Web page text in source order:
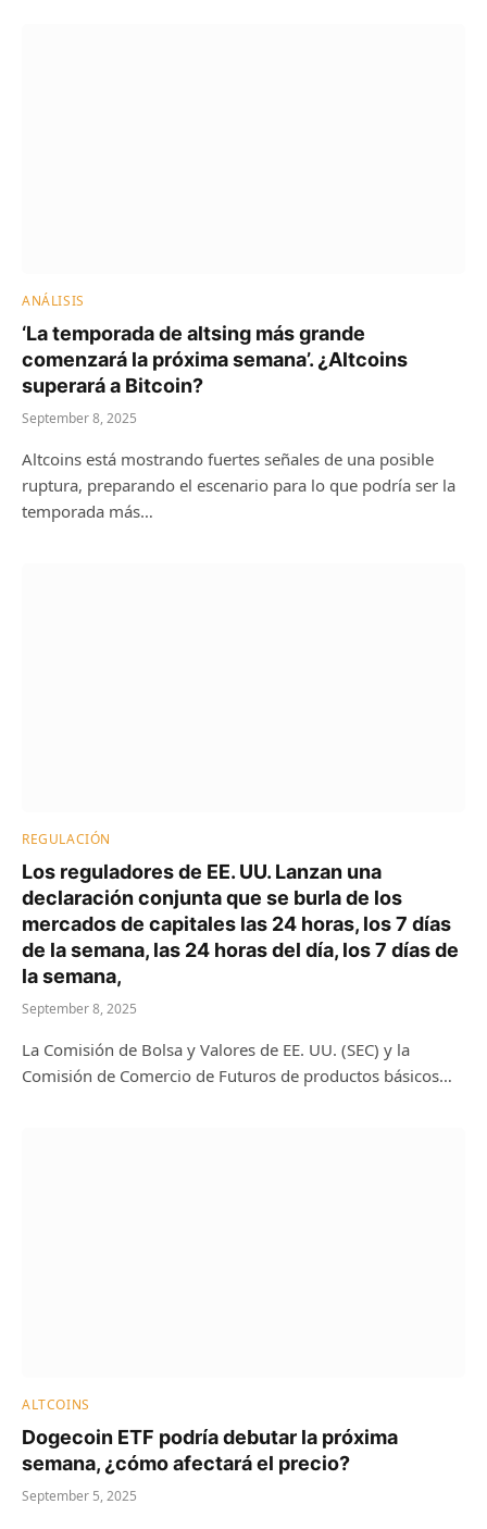
ANÁLISIS
‘La temporada de altsing más grande
comenzará la próxima semana’. ¿Altcoins
superará a Bitcoin?
September 8, 2025
Altcoins está mostrando fuertes señales de una posible
ruptura, preparando el escenario para lo que podría ser la
temporada más…
REGULACIÓN
Los reguladores de EE. UU. Lanzan una
declaración conjunta que se burla de los
mercados de capitales las 24 horas, los 7 días
de la semana, las 24 horas del día, los 7 días de
la semana,
September 8, 2025
La Comisión de Bolsa y Valores de EE. UU. (SEC) y la
Comisión de Comercio de Futuros de productos básicos…
ALTCOINS
Dogecoin ETF podría debutar la próxima
semana, ¿cómo afectará el precio?
September 5, 2025